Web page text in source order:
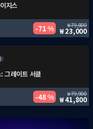
지스
71 % 79,800
23,000
그레이트 서클
48 % 79,900
41,800